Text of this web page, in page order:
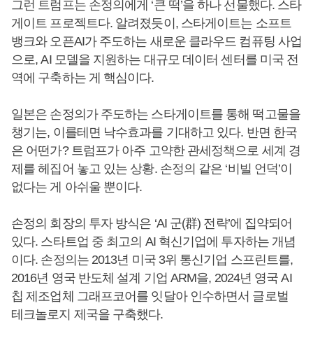
그런 트럼프는 손정의에게 ‘큰 떡’을 하나 선물했다. 스타
게이트 프로젝트다. 알려졌듯이, 스타게이트는 소프트
뱅크와 오픈AI가 주도하는 새로운 클라우드 컴퓨팅 사업
으로, AI 모델을 지원하는 대규모 데이터 센터를 미국 전
역에 구축하는 게 핵심이다.
일본은 손정의가 주도하는 스타게이트를 통해 떡고물을
챙기는, 이를테면 낙수효과를 기대하고 있다. 반면 한국
은 어떤가? 트럼프가 아주 고약한 관세정책으로 세계 경
제를 헤집어 놓고 있는 상황. 손정의 같은 ‘비빌 언덕’이
없다는 게 아쉬울 뿐이다.
손정의 회장의 투자 방식은 ‘AI 군(群) 전략’에 집약되어
있다. 스타트업 중 최고의 AI 혁신기업에 투자하는 개념
이다. 손정의는 2013년 미국 3위 통신기업 스프린트를,
2016년 영국 반도체 설계 기업 ARM을, 2024년 영국 AI
칩 제조업체 그래프코어를 잇달아 인수하면서 글로벌
테크놀로지 제국을 구축했다.